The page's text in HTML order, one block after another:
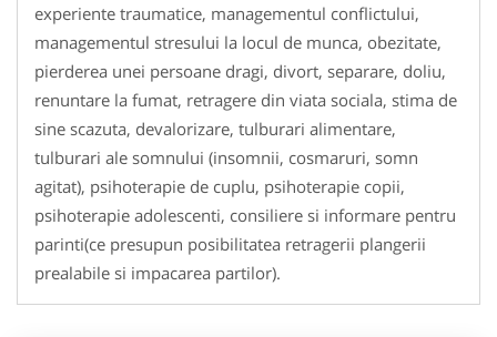
experiente traumatice, managementul conflictului,
managementul stresului la locul de munca, obezitate,
pierderea unei persoane dragi, divort, separare, doliu,
renuntare la fumat, retragere din viata sociala, stima de
sine scazuta, devalorizare, tulburari alimentare,
tulburari ale somnului (insomnii, cosmaruri, somn
agitat), psihoterapie de cuplu, psihoterapie copii,
psihoterapie adolescenti, consiliere si informare pentru
parinti(ce presupun posibilitatea retragerii plangerii
prealabile si impacarea partilor).